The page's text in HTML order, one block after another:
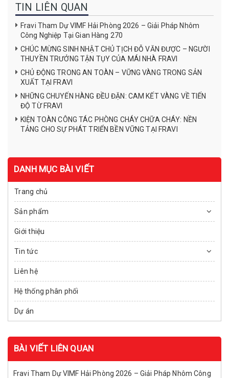
TIN LIÊN QUAN
Fravi Tham Dự VIMF Hải Phòng 2026 – Giải Pháp Nhôm
Công Nghiệp Tại Gian Hàng 270
CHÚC MỪNG SINH NHẬT CHỦ TỊCH ĐỖ VĂN ĐƯỢC – NGƯỜI
THUYỀN TRƯỞNG TẬN TỤY CỦA MÁI NHÀ FRAVI
CHỦ ĐỘNG TRONG AN TOÀN – VỮNG VÀNG TRONG SẢN
XUẤT TẠI FRAVI
NHỮNG CHUYẾN HÀNG ĐỀU ĐẶN: CAM KẾT VÀNG VỀ TIẾN
ĐỘ TỪ FRAVI
KIỆN TOÀN CÔNG TÁC PHÒNG CHÁY CHỮA CHÁY: NỀN
TẢNG CHO SỰ PHÁT TRIỂN BỀN VỮNG TẠI FRAVI
DANH MỤC BÀI VIẾT
Trang chủ
Sản phẩm
Giới thiệu
Tin tức
Liên hệ
Hệ thống phân phối
Dự án
BÀI VIẾT LIÊN QUAN
Fravi Tham Dự VIMF Hải Phòng 2026 – Giải Pháp Nhôm Công